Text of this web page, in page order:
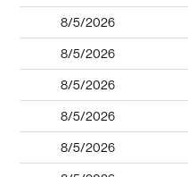
8/5/2026
8/5/2026
8/5/2026
8/5/2026
8/5/2026